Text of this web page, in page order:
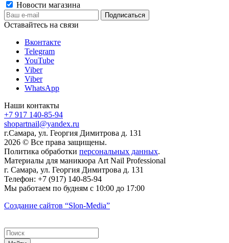
Новости магазина
Оставайтесь на связи
Вконтакте
Telegram
YouTube
Viber
Viber
WhatsApp
Наши контакты
+7 917 140-85-94
shopartnail@yandex.ru
г.Самара, ул. Георгия Димитрова д. 131
2026 © Все права защищены.
Политика обработки персональных данных.
Материалы для маникюра Art Nail Professional
г. Самара, ул. Георгия Димитрова д. 131
Телефон: +7 (917) 140-85-94
Мы работаем по будням с 10:00 до 17:00
Создание сайтов “Slon-Media”